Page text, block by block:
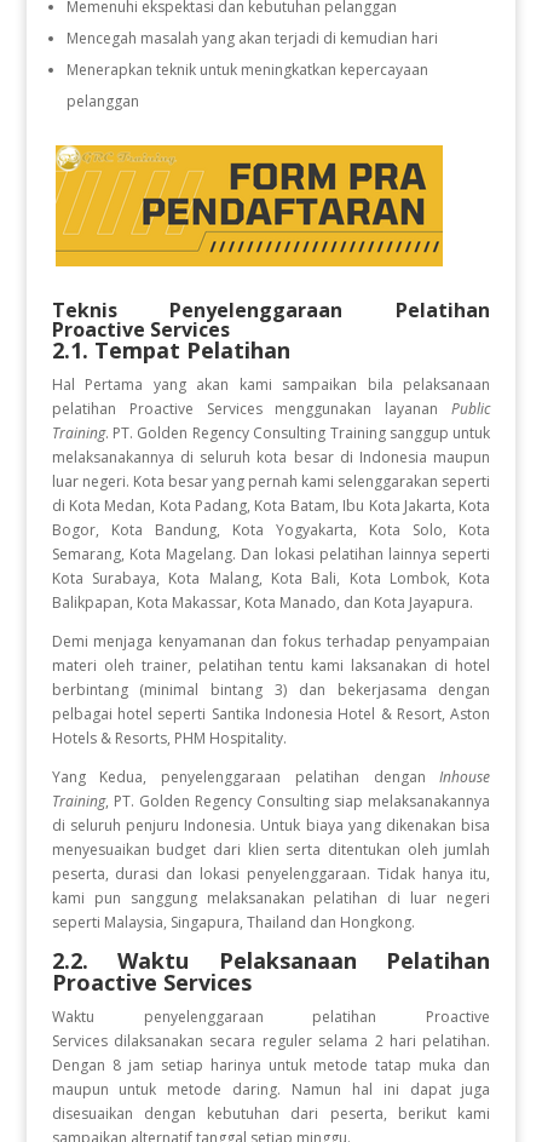
Memenuhi ekspektasi dan kebutuhan pelanggan
Mencegah masalah yang akan terjadi di kemudian hari
Menerapkan teknik untuk meningkatkan kepercayaan
pelanggan
Teknis Penyelenggaraan Pelatihan
Proactive Services
2.1. Tempat Pelatihan
Hal Pertama yang akan kami sampaikan bila pelaksanaan
pelatihan Proactive Services menggunakan layananPublic
Training. PT. Golden Regency Consulting Training sanggup untuk
melaksanakannya di seluruh kota besar di Indonesia maupun
luar negeri. Kota besar yang pernah kami selenggarakan seperti
di Kota Medan, Kota Padang, Kota Batam, Ibu Kota Jakarta, Kota
Bogor, Kota Bandung, Kota Yogyakarta, Kota Solo, Kota
Semarang, Kota Magelang. Dan lokasi pelatihan lainnya seperti
Kota Surabaya, Kota Malang, Kota Bali, Kota Lombok, Kota
Balikpapan, Kota Makassar, Kota Manado, dan Kota Jayapura.
Demi menjaga kenyamanan dan fokus terhadap penyampaian
materi oleh trainer, pelatihan tentu kami laksanakan di hotel
berbintang (minimal bintang 3) dan bekerjasama dengan
pelbagai hotel seperti Santika Indonesia Hotel & Resort, Aston
Hotels & Resorts, PHM Hospitality.
Yang Kedua, penyelenggaraan pelatihan denganInhouse
Training, PT. Golden Regency Consulting siap melaksanakannya
di seluruh penjuru Indonesia. Untuk biaya yang dikenakan bisa
menyesuaikan budget dari klien serta ditentukan oleh jumlah
peserta, durasi dan lokasi penyelenggaraan. Tidak hanya itu,
kami pun sanggung melaksanakan pelatihan di luar negeri
seperti Malaysia, Singapura, Thailand dan Hongkong.
2.2. Waktu Pelaksanaan Pelatihan
Proactive Services
Waktu penyelenggaraan pelatihan Proactive
Servicesdilaksanakan secara reguler selama 2 hari pelatihan.
Dengan 8 jam setiap harinya untuk metode tatap muka dan
maupun untuk metode daring. Namun hal ini dapat juga
disesuaikan dengan kebutuhan dari peserta, berikut kami
sampaikan alternatif tanggal setiap minggu.